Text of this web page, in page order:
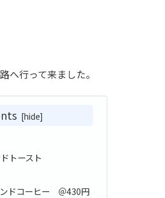
へ行って来ました。
トースト
ドコーヒー ＠430円